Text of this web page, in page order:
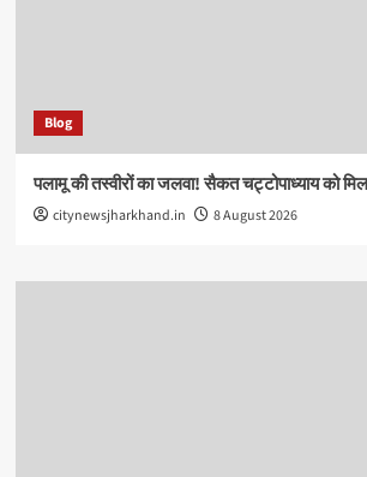
Blog
पलामू की तस्वीरों का जलवा! सैकत चट्टोपाध्याय को
citynewsjharkhand.in 8 August 2026